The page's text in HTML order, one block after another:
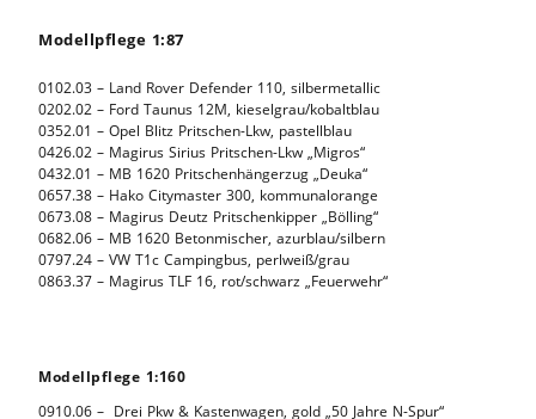
Modellpflege 1:87
0102.03 – Land Rover Defender 110, silbermetallic
0202.02 – Ford Taunus 12M, kieselgrau/kobaltblau
0352.01 – Opel Blitz Pritschen-Lkw, pastellblau
0426.02 – Magirus Sirius Pritschen-Lkw „Migros“
0432.01 – MB 1620 Pritschenhängerzug „Deuka“
0657.38 – Hako Citymaster 300, kommunalorange
0673.08 – Magirus Deutz Pritschenkipper „Bölling“
0682.06 – MB 1620 Betonmischer, azurblau/silbern
0797.24 – VW T1c Campingbus, perlweiß/grau
0863.37 – Magirus TLF 16, rot/schwarz „Feuerwehr“
Modellpflege 1:160
0910.06 – Drei Pkw & Kastenwagen, gold „50 Jahre N-Spur“